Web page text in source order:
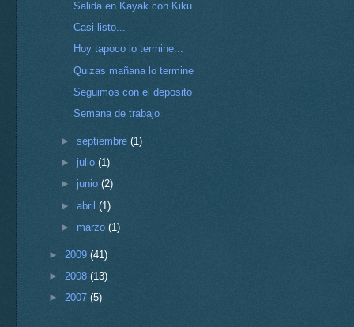
Salida en Kayak con Kiku
Casi listo...
Hoy tapoco lo termine...
Quizas mañana lo termine
Seguimos con el deposito
Semana de trabajo
►septiembre(1)
► julio(1)
► junio(2)
►abril(1)
► marzo(1)
► 2009 (41)
► 2008 (13)
► 2007 (5)